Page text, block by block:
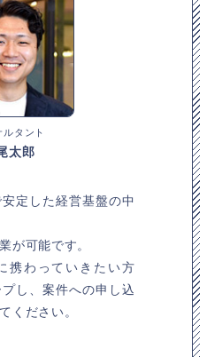
ルタント
太郎
定した経営基盤の中
が可能です。
携わっていきたい方
し、案件への申し込
ください。